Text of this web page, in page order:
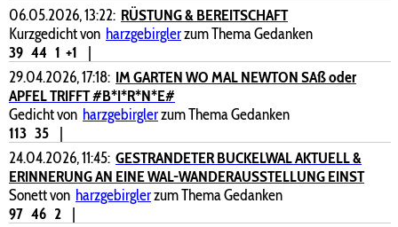
06.05.2026, 13:22: RÜSTUNG & BEREITSCHAFT
Kurzgedicht von harzgebirglerzum Thema Gedanken
39 44 1 +1
|
29.04.2026, 17:18: IM GARTEN WO MAL NEWTON SAß oder
APFEL TRIFFT #B*I*R*N*E#
Gedicht von harzgebirglerzum Thema Gedanken
113 35
|
24.04.2026, 11:45: GESTRANDETER BUCKELWAL AKTUELL &
ERINNERUNG AN EINE WAL-WANDERAUSSTELLUNG EINST
Sonett von harzgebirglerzum Thema Gedanken
97 46 2
|